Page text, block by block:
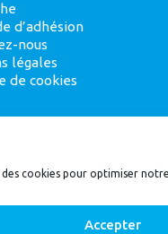
cookies pour optimiser
Accepter
d’adhésion
nous
légales
de cookies